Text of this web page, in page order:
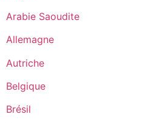
Arabie Saoudite
Allemagne
Autriche
Belgique
Brésil